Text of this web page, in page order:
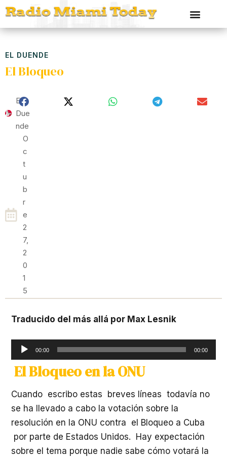
EL DUENDE
El Bloqueo
El
Due
Nde
O
C
T
U
B
R
E
2
7,
2
0
1
5
Traducido del más allá por Max Lesnik
Reproductor
de
audio
00:00 00:00
El Bloqueo en la ONU
Cuando escribo estas breves líneas todavía no
se ha llevado a cabo la votación sobre la
resolución en la ONU contra el Bloqueo a Cuba
por parte de Estados Unidos. Hay expectación
sobre el tema porque nadie sabe cómo votará la